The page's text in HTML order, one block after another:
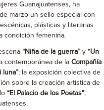
Guanajuatenses, ha
marzo un sello especial con
plásticas y literarias
condición femenina.
“Niña de la guerra”y “Un
contemporánea de laCompañía
luna”; la exposición colectiva de
sobre la creación artística de
“El Palacio de los Poetas”,